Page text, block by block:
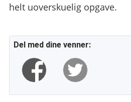
helt uoverskuelig opgave.
Del med dine venner: